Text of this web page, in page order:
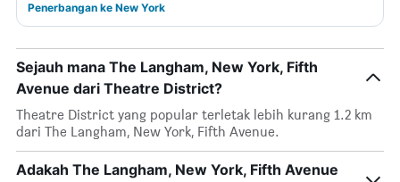
Penerbangan ke New York
Sejauh mana The Langham, New York, Fifth
Avenue dari Theatre District?
Theatre District yang popular terletak lebih kurang 1.2 km
dari The Langham, New York, Fifth Avenue.
Adakah The Langham, New York, Fifth Avenue